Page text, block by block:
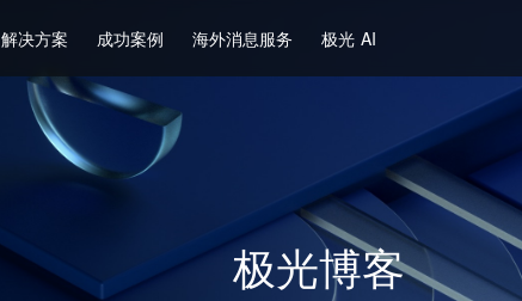
解决方案 成功案例 海外消息服务 极光 AI
极光博客